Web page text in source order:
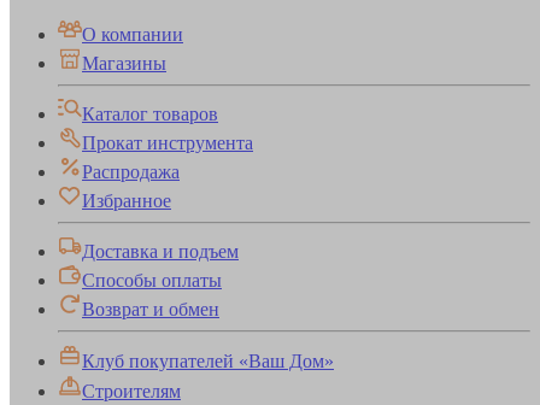
О компании
Магазины
Каталог товаров
Прокат инструмента
Распродажа
Избранное
Доставка и подъем
Способы оплаты
Возврат и обмен
Клуб покупателей «Ваш Дом»
Строителям